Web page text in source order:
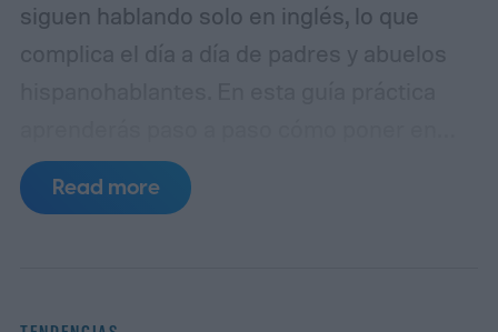
siguen hablando solo en inglés, lo que
complica el día a día de padres y abuelos
español MyChart (el portal de pacientes
basado en Epic), así como apps populares
en su idioma.
Read more